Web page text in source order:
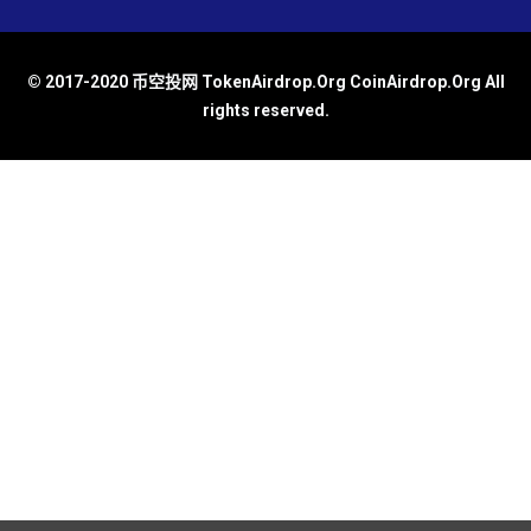
© 2017-2020 币空投网 TokenAirdrop.Org CoinAirdrop.Org All
rights reserved.